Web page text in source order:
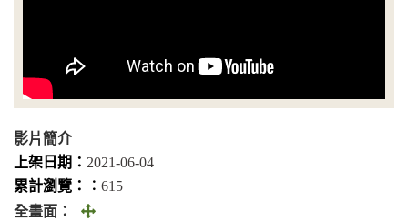
影片簡介
上架日期： 2021-06-04
累計瀏覽：︰ 615
全畫面：
全